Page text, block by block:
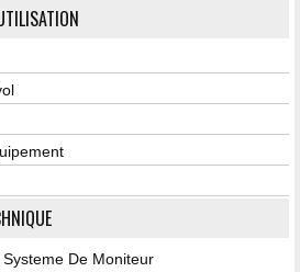
De Moniteur